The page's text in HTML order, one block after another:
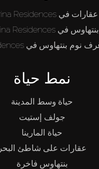
عقارات في Marina Residences
بنتهاوس في Marina Residences
نمط حياة
حياة وسط المدينة
جولف إستيت
حياة المارينا
عقارات على شاطئ البحر
بنتهاوس فاخرة